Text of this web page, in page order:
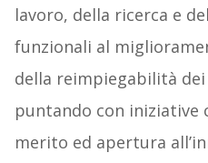
lavoro, della ricerca e
funzionali al
della reimpiegabilità
puntando con iniziative
merito ed apertura